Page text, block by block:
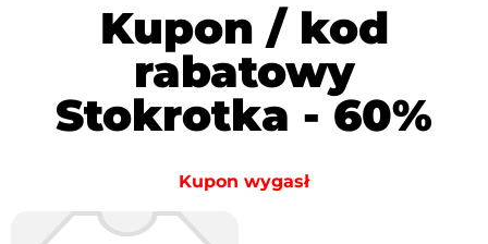
Kupon / kod
rabatowy
Stokrotka - 60%
Kupon wygasł